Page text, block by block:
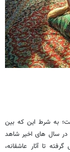
به شرط این که بین
در سال های اخیر شاهد
تا آثار عاشقانه،